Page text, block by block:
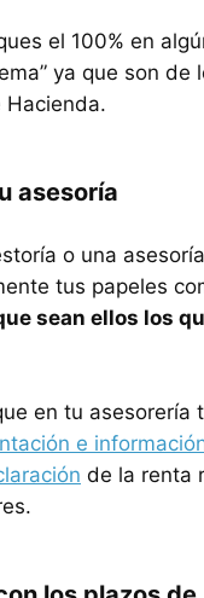
el 100% en
ya que son de
Hacienda.
asesoría
o una
tus papeles
sean ellos los
en tu asesorería
e
de la renta